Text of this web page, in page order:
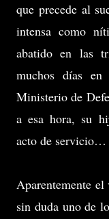
que precede al
intensa como
abatido en las
muchos días
Ministerio de
a esa hora, su
acto de servicio…
Aparentemente
sin duda uno de